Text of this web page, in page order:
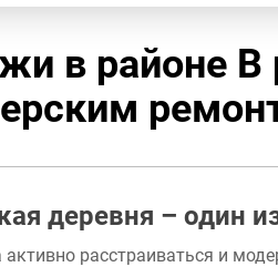
в районе В
деревня – один
расстраиваться и